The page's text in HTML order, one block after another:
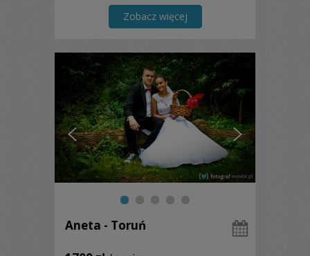
kilka dni. Sesje wyjazdowe? Oczywiście!
Wszystko zależy od Was. Zadowolenie
Zobacz więcej
Aneta - Toruń